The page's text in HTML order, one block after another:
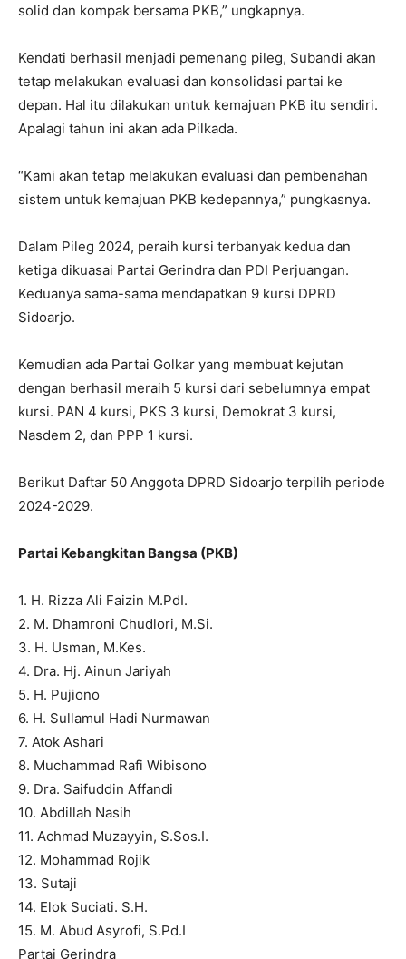
solid dan kompak bersama PKB,” ungkapnya.
Kendati berhasil menjadi pemenang pileg, Subandi akan
tetap melakukan evaluasi dan konsolidasi partai ke
depan. Hal itu dilakukan untuk kemajuan PKB itu sendiri.
Apalagi tahun ini akan ada Pilkada.
“Kami akan tetap melakukan evaluasi dan pembenahan
sistem untuk kemajuan PKB kedepannya,” pungkasnya.
Dalam Pileg 2024, peraih kursi terbanyak kedua dan
ketiga dikuasai Partai Gerindra dan PDI Perjuangan.
Keduanya sama-sama mendapatkan 9 kursi DPRD
Sidoarjo.
Kemudian ada Partai Golkar yang membuat kejutan
dengan berhasil meraih 5 kursi dari sebelumnya empat
kursi. PAN 4 kursi, PKS 3 kursi, Demokrat 3 kursi,
Nasdem 2, dan PPP 1 kursi.
Berikut Daftar 50 Anggota DPRD Sidoarjo terpilih periode
2024-2029.
Partai Kebangkitan Bangsa (PKB)
1. H. Rizza Ali Faizin M.PdI.
2. M. Dhamroni Chudlori, M.Si.
3. H. Usman, M.Kes.
4. Dra. Hj. Ainun Jariyah
5. H. Pujiono
6. H. Sullamul Hadi Nurmawan
7. Atok Ashari
8. Muchammad Rafi Wibisono
9. Dra. Saifuddin Affandi
10. Abdillah Nasih
11. Achmad Muzayyin, S.Sos.I.
12. Mohammad Rojik
13. Sutaji
14. Elok Suciati. S.H.
15. M. Abud Asyrofi, S.Pd.I
Partai Gerindra